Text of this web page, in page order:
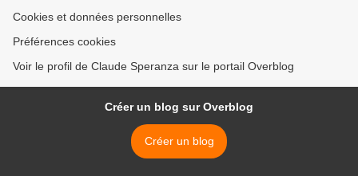
Cookies et données personnelles
Préférences cookies
Voir le profil de Claude Speranza sur le portail Overblog
Créer un blog sur Overblog
Créer un blog